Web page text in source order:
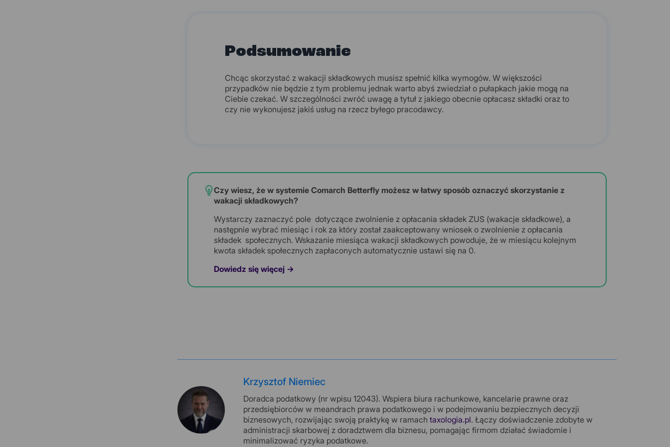
Podsumowanie
Chcąc skorzystać z wakacji składkowych musisz spełnić kilka wymogów. W większości
przypadków nie będzie z tym problemu jednak warto abyś zwiedział o pułapkach jakie mogą na
Ciebie czekać. W szczególności zwróć uwagę a tytuł z jakiego obecnie opłacasz składki oraz to
czy nie wykonujesz jakiś usług na rzecz byłego pracodawcy.
Czy wiesz, że w systemie Comarch Betterfly możesz w łatwy sposób oznaczyć skorzystanie z
wakacji składkowych?
Wystarczy zaznaczyć pole dotyczące zwolnienie z opłacania składek ZUS (wakacje składkowe), a
następnie wybrać miesiąc i rok za który został zaakceptowany wniosek o zwolnienie z opłacania
składek społecznych. Wskazanie miesiąca wakacji składkowych powoduje, że w miesiącu kolejnym
kwota składek społecznych zapłaconych automatycznie ustawi się na 0.
Dowiedz się więcej →
Krzysztof Niemiec
Doradca podatkowy (nr wpisu 12043). Wspiera biura rachunkowe, kancelarie prawne oraz
przedsiębiorców w meandrach prawa podatkowego i w podejmowaniu bezpiecznych decyzji
biznesowych, rozwijając swoją praktykę w ramach taxologia.pl. Łączy doświadczenie zdobyte w
administracji skarbowej z doradztwem dla biznesu, pomagając firmom działać świadomie i
minimalizować ryzyka podatkowe.